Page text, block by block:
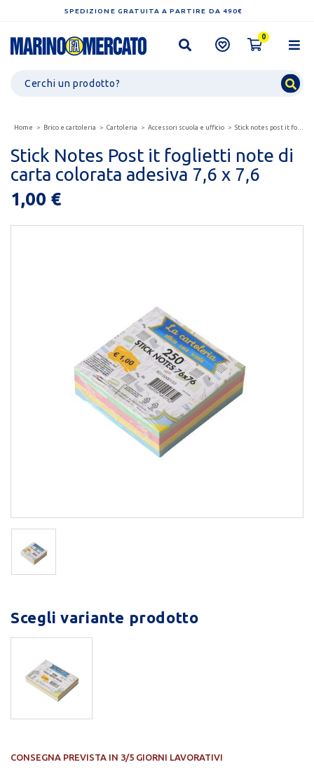
SPEDIZIONE GRATUITA A PARTIRE DA 490€
0
Home Brico e cartoleria Cartoleria Accessori scuola e ufficio Stick notes post it foglietti note di carta colorata...
Stick Notes Post it foglietti note di
carta colorata adesiva 7,6 x 7,6
1,00 €
Scegli variante prodotto
CONSEGNA PREVISTA IN 3/5 GIORNI LAVORATIVI